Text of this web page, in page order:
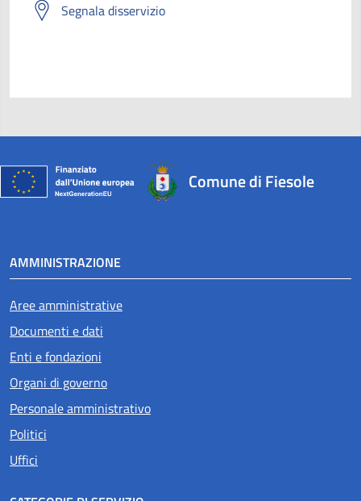
Segnala disservizio
Comune di Fiesole
AMMINISTRAZIONE
Aree amministrative
Documenti e dati
Enti e fondazioni
Organi di governo
Personale amministrativo
Politici
Uffici